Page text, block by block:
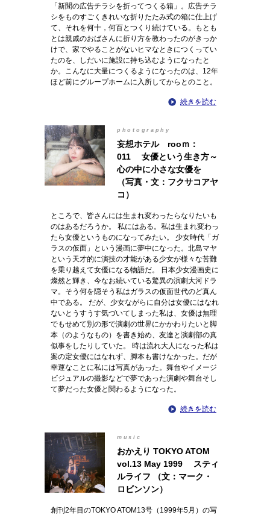
「新聞の広告チラシを折ってつくる箱」。広告チラ
シをものすごくきれいな折りたたみ式の箱に仕上げ
て、それを何十，何百とつくり続けている。もとも
とは親戚のおばさんに折り方を教わったのがきっか
けで、家でやることがないヒマなときにつくってい
たのを、しだいに施設に持ち込むようになったと
か。こんなに大量につくるようになったのは、12年
ほど前にグループホームに入所してからとのこと。
続きを読む
photography
妄想ホテル rooｍ：
011 女優という生き方～
心の中に小さな女優を
（写真・文：フクサコアヤ
コ）
ところで、皆さんには生まれ変わったらなりたいも
のはあるだろうか。 私にはある。私は生まれ変わっ
たら女優というものになってみたい。 少女時代「ガ
ラスの仮面」という漫画に夢中になった。北島マヤ
という天才的に演技の才能がある少女が様々な苦難
を乗り越えて女優になる物語だ。 日本少女漫画史に
燦然と輝き、今なお続いている驚異の演劇大河ドラ
マ。そう何を隠そう私はガラスの仮面世代のど真ん
中である。 だが、少女ながらに自分は女優にはなれ
ないとうすうす気づいてしまった私は、女優は無理
でもせめて別の形で演劇の世界にかかわりたいと脚
本（のようなもの）を書き始め、友達と演劇部の真
似事をしたりしていた。 時は流れ大人になった私は
案の定女優にはなれず、脚本も書けなかった。だが
幸運なことに私には写真があった。舞台やイメージ
ビジュアルの撮影などで夢であった演劇や舞台そし
て夢だった女優と関わるようになった。
続きを読む
music
おかえり TOKYO ATOM
vol.13 May 1999 スティ
ルライフ （文：マーク・
ロビンソン）
創刊2年目のTOKYO ATOM13号（1999年5月）の写